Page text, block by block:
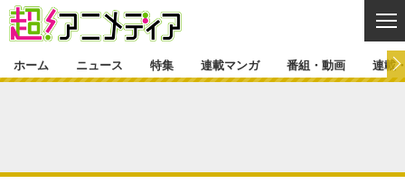
ゲーム・アプリ マンガ
特集一覧 カバー
連載マンガ
ホーム ニュース 特集 連載マンガ 番組・動画 連載